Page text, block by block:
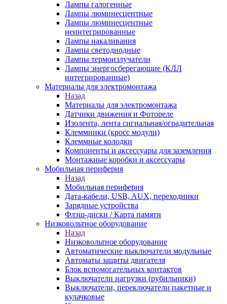
Лампы галогенные
Лампы люминесцентные
Лампы люминесцентные
неинтегрированные
Лампы накаливания
Лампы светодиодные
Лампы термоизлучатели
Лампы энергосберегающие (КЛЛ
интегрированные)
Материалы для электромонтажа
Назад
Материалы для электромонтажа
Датчики движения и Фотореле
Изолента, лента сигнальная/оградительная
Клеммники (кросс модули)
Клеммные колодки
Компоненты и аксессуары для заземления
Монтажные коробки и аксессуары
Мобильная периферия
Назад
Мобильная периферия
Дата-кабели, USB, AUX, переходники
Зарядные устройства
Флэш-диски / Карта памяти
Низковольтное оборудование
Назад
Низковольтное оборудование
Автоматические выключатели модульные
Автоматы защиты двигателя
Блок вспомогательных контактов
Выключатели нагрузки (рубильники)
Выключатели, переключатели пакетные и
кулачковые